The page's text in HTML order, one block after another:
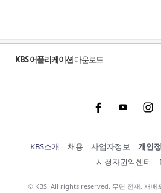
KBS 어플리케이션다운로드
FacebookYoutube
KBS소개 채용 사업자정보 개인
시청자권익센터
© KBS. All rights reserved. 무단 전재, 재배